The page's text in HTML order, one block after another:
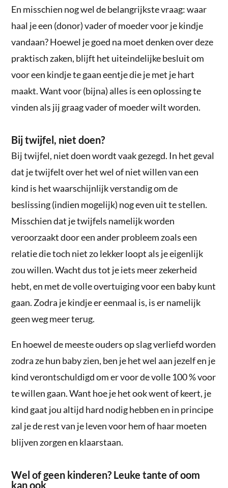
En misschien nog wel de belangrijkste vraag: waar
haal je een (donor) vader of moeder voor je kindje
vandaan? Hoewel je goed na moet denken over deze
praktisch zaken, blijft het uiteindelijke besluit om
voor een kindje te gaan eentje die je met je hart
maakt. Want voor (bijna) alles is een oplossing te
vinden als jij graag vader of moeder wilt worden.
Bij twijfel, niet doen?
Bij twijfel, niet doen wordt vaak gezegd. In het geval
dat je twijfelt over het wel of niet willen van een
kind is het waarschijnlijk verstandig om de
beslissing (indien mogelijk) nog even uit te stellen.
Misschien dat je twijfels namelijk worden
veroorzaakt door een ander probleem zoals een
relatie die toch niet zo lekker loopt als je eigenlijk
zou willen. Wacht dus tot je iets meer zekerheid
hebt, en met de volle overtuiging voor een baby kunt
gaan. Zodra je kindje er eenmaal is, is er namelijk
geen weg meer terug.
En hoewel de meeste ouders op slag verliefd worden
zodra ze hun baby zien, ben je het wel aan jezelf en je
kind verontschuldigd om er voor de volle 100 % voor
te willen gaan. Want hoe je het ook went of keert, je
kind gaat jou altijd hard nodig hebben en in principe
zal je de rest van je leven voor hem of haar moeten
blijven zorgen en klaarstaan.
Wel of geen kinderen? Leuke tante of oom
kan ook